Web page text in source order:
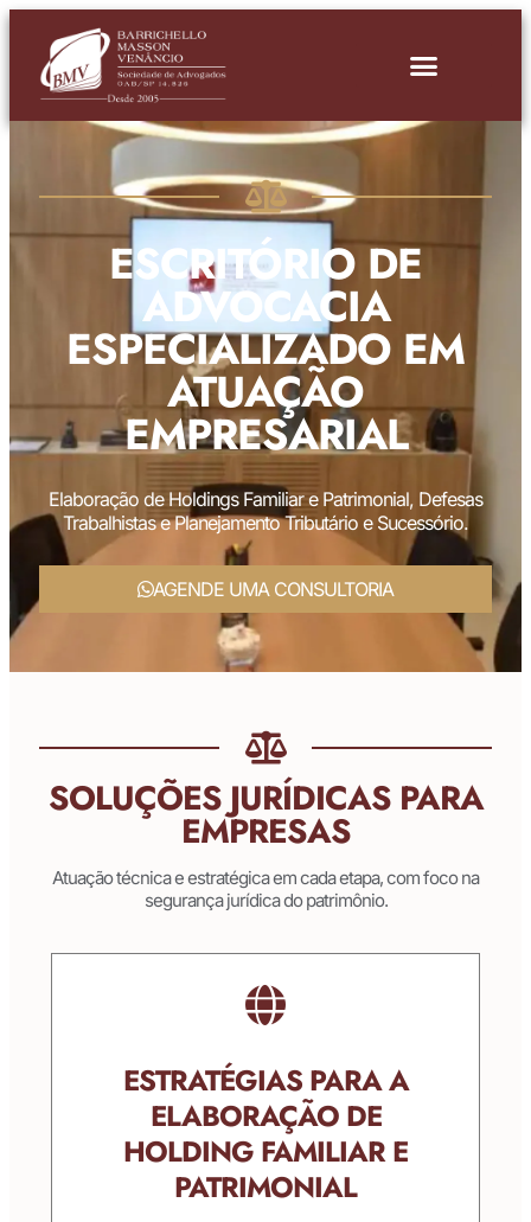
ESCRITÓRIO DE
ADVOCACIA
ESPECIALIZADO EM
ATUAÇÃO
EMPRESARIAL
Elaboração de Holdings Familiar e Patrimonial, Defesas
Trabalhistas e Planejamento Tributário e Sucessório.
AGENDE UMA CONSULTORIA
SOLUÇÕES JURÍDICAS PARA
EMPRESAS
Atuação técnica e estratégica em cada etapa, com foco na
segurança jurídica do patrimônio.
ESTRATÉGIAS PARA A
ELABORAÇÃO DE
HOLDING FAMILIAR E
PATRIMONIAL